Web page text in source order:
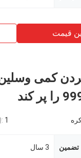
قیمت
کمی
1
تضمین 3 سال